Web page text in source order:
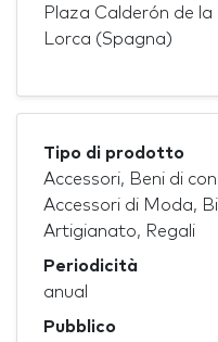
Plaza Calderón de la
Lorca (Spagna)
Tipo di prodotto
Accessori, Beni di
Accessori di Moda,
Artigianato, Regali
Periodicità
anual
Pubblico